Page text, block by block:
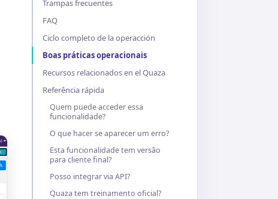
Trampas frecuentes
FAQ
Ciclo completo de la operacción
Boas práticas operacionais
Recursos relacionados en el Quaza
Referência rápida
Quem puede acceder essa
funcionalidade?
O que hacer se aparecer um erro?
Esta funcionalidade tem versão
para cliente final?
Posso integrar via API?
Quaza tem treinamento oficial?